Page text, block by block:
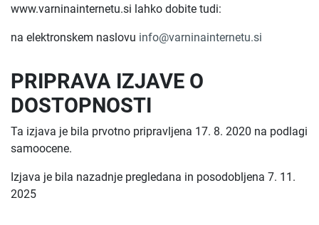
www.varninainternetu.si lahko dobite tudi:
na elektronskem naslovu info@varninainternetu.si
PRIPRAVA IZJAVE O
DOSTOPNOSTI
Ta izjava je bila prvotno pripravljena 17. 8. 2020 na podlagi
samoocene.
Izjava je bila nazadnje pregledana in posodobljena 7. 11.
2025